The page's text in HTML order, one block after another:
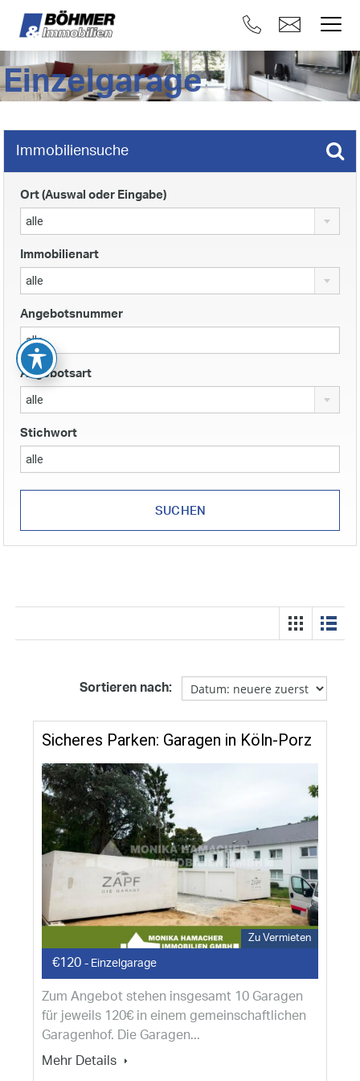
Einzelgarage
Sortieren nach:
Sicheres Parken: Garagen in Köln-Porz
Zu Vermieten
€120 - Einzelgarage
Zum Angebot stehen insgesamt 10 Garagen
für jeweils 120€ in einem gemeinschaftlichen
Garagenhof. Die Garagen...
Mehr Details
Immobiliensuche
Ort (Auswal oder Eingabe)
alle
Immobilienart
alle
Angebotsnummer
Angebotsart
alle
Stichwort